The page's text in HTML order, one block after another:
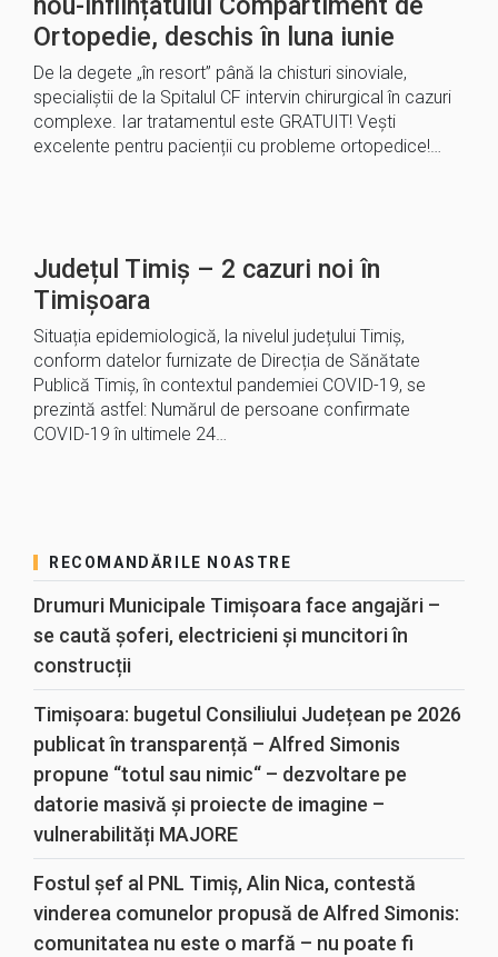
Ortopedie, deschis în luna iunie
De la degete „în resort” până la chisturi sinoviale,
specialiștii de la Spitalul CF intervin chirurgical în cazuri
complexe. Iar tratamentul este GRATUIT! Vești
excelente pentru pacienții cu probleme ortopedice!…
Județul Timiș – 2 cazuri noi în
Timișoara
Situația epidemiologică, la nivelul județului Timiș,
conform datelor furnizate de Direcția de Sănătate
Publică Timiș, în contextul pandemiei COVID-19, se
prezintă astfel: Numărul de persoane confirmate
COVID-19 în ultimele 24…
RECOMANDĂRILE NOASTRE
Drumuri Municipale Timișoara face angajări –
se caută șoferi, electricieni și muncitori în
construcții
Timișoara: bugetul Consiliului Județean pe 2026
publicat în transparență – Alfred Simonis
propune “totul sau nimic“ – dezvoltare pe
datorie masivă și proiecte de imagine –
vulnerabilități MAJORE
Fostul șef al PNL Timiș, Alin Nica, contestă
vinderea comunelor propusă de Alfred Simonis:
comunitatea nu este o marfă – nu poate fi